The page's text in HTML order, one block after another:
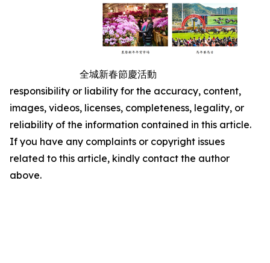
全城新春節慶活動
responsibility or liability for the accuracy, content,
images, videos, licenses, completeness, legality, or
reliability of the information contained in this article.
If you have any complaints or copyright issues
related to this article, kindly contact the author
above.